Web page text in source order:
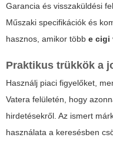
Garancia és visszaküldési
Műszaki specifikációk és
hasznos, amikor több e cigi
Praktikus trükkök a
Használj piaci figyelőket,
Vatera felületén, hogy
hirdetésekről. Az ismert
használata a keresésben